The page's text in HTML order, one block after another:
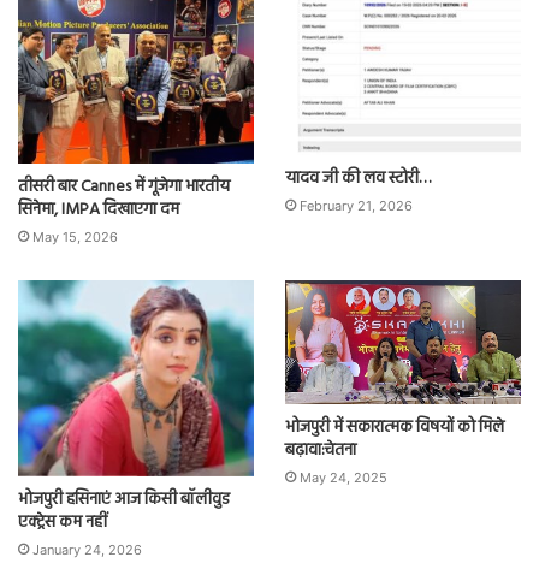
तीसरी बार Cannes में गूंजेगा भारतीय
सिनेमा, IMPA दिखाएगा दम
May 15, 2026
यादव जी की लव स्टोरी…
February 21, 2026
भोजपुरी हसिनाएं आज किसी बॉलीवुड
एक्ट्रेस कम नहीं
January 24, 2026
भोजपुरी में सकारात्मक विषयों को मिले
बढ़ावा:चेतना
May 24, 2025